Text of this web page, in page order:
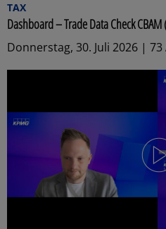
TAX
Dashboard – Trade Data Check CBAM
Donnerstag, 30. Juli 2026 |